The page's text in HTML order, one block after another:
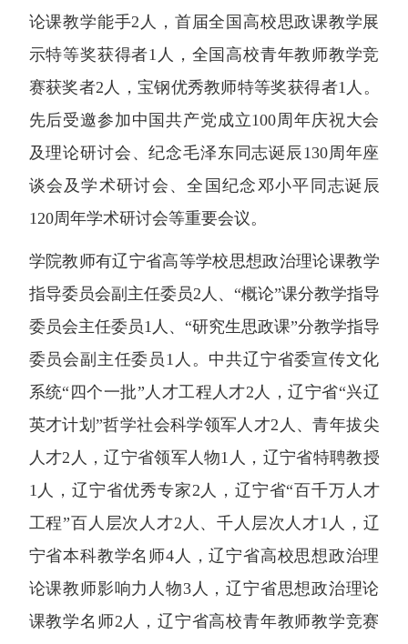
论课教学能手2人，首届全国高校思政课教学展
示特等奖获得者1人，全国高校青年教师教学竞
赛获奖者2人，宝钢优秀教师特等奖获得者1人。
先后受邀参加中国共产党成立100周年庆祝大会
及理论研讨会、纪念毛泽东同志诞辰130周年座
谈会及学术研讨会、全国纪念邓小平同志诞辰
120周年学术研讨会等重要会议。
学院教师有辽宁省高等学校思想政治理论课教学
指导委员会副主任委员2人、“概论”课分教学指导
委员会主任委员1人、“研究生思政课”分教学指导
委员会副主任委员1人。中共辽宁省委宣传文化
系统“四个一批”人才工程人才2人，辽宁省“兴辽
英才计划”哲学社会科学领军人才2人、青年拔尖
人才2人，辽宁省领军人物1人，辽宁省特聘教授
1人，辽宁省优秀专家2人，辽宁省“百千万人才
工程”百人层次人才2人、千人层次人才1人，辽
宁省本科教学名师4人，辽宁省高校思想政治理
论课教师影响力人物3人，辽宁省思想政治理论
课教学名师2人，辽宁省高校青年教师教学竞赛